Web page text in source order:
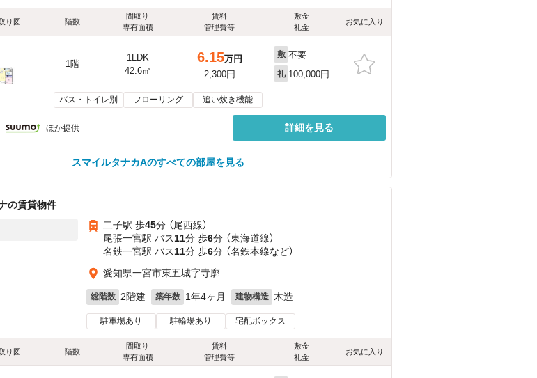
り図 階数
間取り
専有面積
賃料
管理費等
敷金
礼金
お気に入り
1階
1LDK
42.6㎡
6.15万円
2,300円
敷 不要
礼 100,000円
バス・トイレ別 フローリング 追い炊き機能
ほか提供 詳細を見る
スマイルタナカAのすべての部屋を見る
の賃貸物件
二子駅 歩45分 （尾西線）
尾張一宮駅 バス11分 歩6分 （東海道線）
名鉄一宮駅 バス11分 歩6分 （名鉄本線など）
愛知県一宮市東五城字寺廓
総階数 2階建 築年数 1年4ヶ月 建物構造 木造
駐車場あり 駐輪場あり 宅配ボックス
り図 階数
間取り
専有面積
賃料
管理費等
敷金
礼金
お気に入り